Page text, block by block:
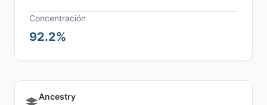
Concentración
92.2%
Ancestry